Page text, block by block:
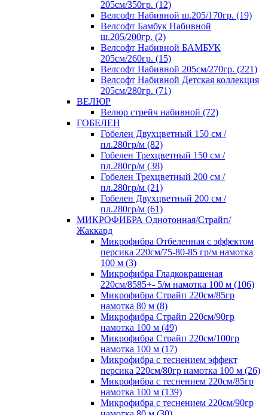
205см/350гр. (12)
Велсофт Набивной ш.205/170гр. (19)
Велсофт Бамбук Набивной
ш.205/200гр. (2)
Велсофт Набивной БАМБУК
205см/260гр. (15)
Велсофт Набивной 205см/270гр. (221)
Велсофт Набивной Детская коллекция
205см/280гр. (71)
ВЕЛЮР
Велюр стрейч набивной (72)
ГОБЕЛЕН
Гобелен Двухцветный 150 см /
пл.280гр/м (82)
Гобелен Трехцветный 150 см /
пл.280гр/м (38)
Гобелен Трехцветный 200 см /
пл.280гр/м (21)
Гобелен Двухцветный 200 см /
пл.280гр/м (61)
МИКРОФИБРА Однотонная/Страйп/
Жаккард
Микрофибра Отбеленная с эффектом
персика 220см/75-80-85 гр/м намотка
100 м (3)
Микрофибра Гладкокрашеная
220см/8585+- 5/м намотка 100 м (106)
Микрофибра Страйп 220см/85гр
намотка 80 м (8)
Микрофибра Страйп 220см/90гр
намотка 100 м (49)
Микрофибра Страйп 220см/100гр
намотка 100 м (17)
Микрофибра с теснением эффект
персика 220см/80гр намотка 100 м (26)
Микрофибра с теснением 220см/85гр
намотка 100 м (139)
Микрофибра с теснением 220см/90гр